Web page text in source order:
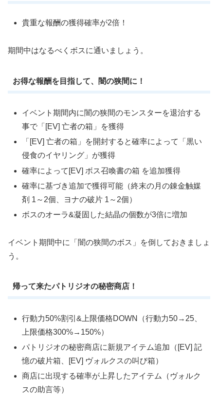
貴重な報酬の獲得確率が2倍！
期間中はなるべくボスに通いましょう。
お得な報酬を目指して、闇の狭間に！
イベント期間内に闇の狭間のモンスターを退治する
事で「[EV] 亡者の箱」を獲得
「[EV] 亡者の箱」を開封すると確率によって「黒い
侵食のイヤリング」が獲得
確率によって[EV] ボス召喚書の箱 を追加獲得
確率に基づき追加で獲得可能（終末の月の錬金触媒
剤 1～2個、ヨナの破片 1～2個）
ボスのオーラ&凝固した結晶の個数が3倍に増加
イベント期間中に「闇の狭間のボス」を倒しておきましょ
う。
帰って来たパトリジオの秘密商店！
行動力50%割引&上限価格DOWN（行動力50→25、
上限価格300%→150%）
パトリジオの秘密商店に新規アイテム追加（[EV] 記
憶の破片箱、[EV] ヴォルクスの叫び箱）
商店に出現する確率が上昇したアイテム（ヴォルク
スの助言等）